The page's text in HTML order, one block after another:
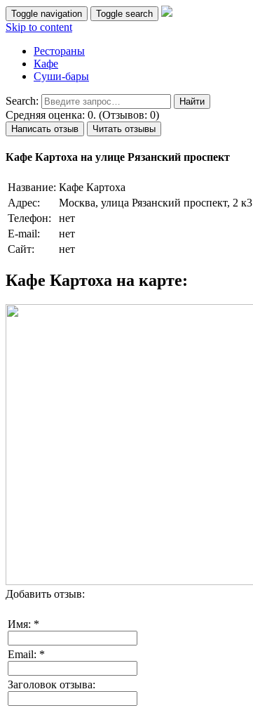
Toggle navigation Toggle search
Skip to content
Рестораны
Кафе
Суши-бары
Search:
Средняя оценка: 0. (Отзывов: 0)
Написать отзыв Читать отзывы
Кафе Картоха на улице Рязанский проспект
Название: Кафе Картоха
Адрес:
Москва, улица Рязанский проспект, 2 к3
Телефон:
нет
E-mail:
нет
Сайт:
нет
Кафе Картоха на карте:
Добавить отзыв:
Имя: *
Email: *
Заголовок отзыва: